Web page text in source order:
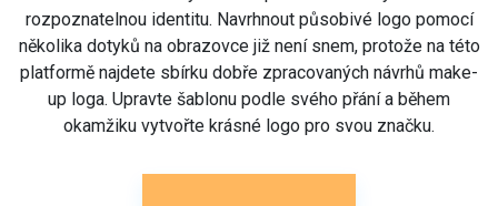
rozpoznatelnou identitu. Navrhnout působivé logo pomocí
několika dotyků na obrazovce již není snem, protože na této
platformě najdete sbírku dobře zpracovaných návrhů make-
up loga. Upravte šablonu podle svého přání a během
okamžiku vytvořte krásné logo pro svou značku.